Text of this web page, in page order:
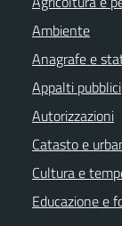
Ambiente
Anagrafe e
Appalti pubblici
Autorizzazioni
Catasto e
Cultura e
Educazione e